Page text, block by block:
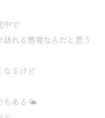
中で
れる感覚なんだと思う
なるけど
もある🌤️